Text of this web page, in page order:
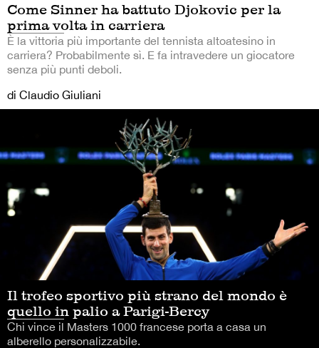
Come Sinner ha battuto Djokovic per la
prima volta in carriera
È la vittoria più importante del tennista altoatesino in
carriera? Probabilmente sì. E fa intravedere un giocatore
senza più punti deboli.
di Claudio Giuliani
Il trofeo sportivo più strano del mondo è
quello in palio a Parigi-Bercy
Chi vince il Masters 1000 francese porta a casa un
alberello personalizzabile.